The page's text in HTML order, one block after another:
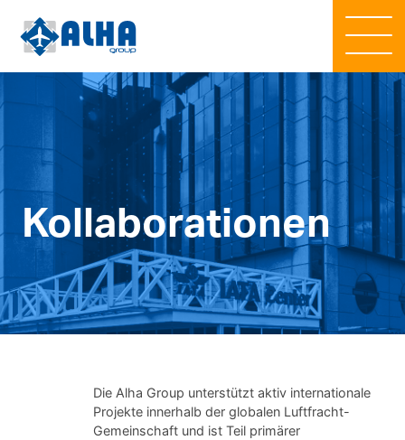
Kollaborationen
Die Alha Group unterstützt aktiv internationale
Projekte innerhalb der globalen Luftfracht-
Gemeinschaft und ist Teil primärer